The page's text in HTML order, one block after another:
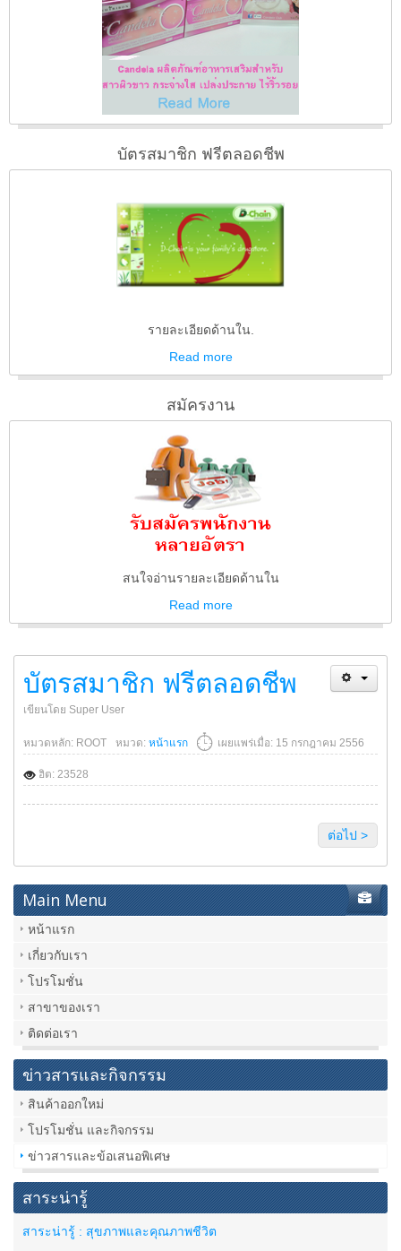
บัตรสมาชิก ฟรีตลอดชีพ
รายละเอียดด้านใน.
Read more
สมัครงาน
สนใจอ่านรายละเอียดด้านใน
Read more
บัตรสมาชิก ฟรีตลอดชีพ
เขียนโดย Super User
หมวดหลัก: ROOT หมวด: หน้าแรก เผยแพร่เมื่อ: 15 กรกฎาคม 2556
ฮิต: 23528
ต่อไป >
Main Menu
หน้าแรก
เกี่ยวกับเรา
โปรโมชั่น
สาขาของเรา
ติดต่อเรา
ข่าวสารและกิจกรรม
สินค้าออกใหม่
โปรโมชั่น และกิจกรรม
ข่าวสารและข้อเสนอพิเศษ
สาระน่ารู้
สาระน่ารู้ : สุขภาพและคุณภาพชีวิต